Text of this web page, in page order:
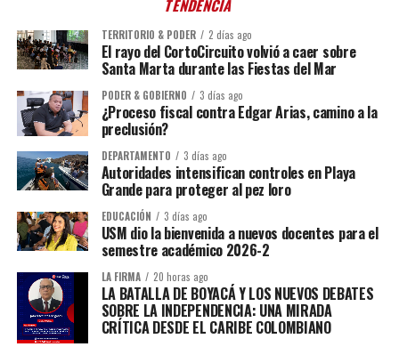
TENDENCIA
TERRITORIO & PODER 2 días ago
El rayo del CortoCircuito volvió a caer sobre
Santa Marta durante las Fiestas del Mar
PODER & GOBIERNO 3 días ago
¿Proceso fiscal contra Edgar Arias, camino a la
preclusión?
DEPARTAMENTO 3 días ago
Autoridades intensifican controles en Playa
Grande para proteger al pez loro
EDUCACIÓN 3 días ago
USM dio la bienvenida a nuevos docentes para el
semestre académico 2026-2
LA FIRMA 20 horas ago
LA BATALLA DE BOYACÁ Y LOS NUEVOS DEBATES
SOBRE LA INDEPENDENCIA: UNA MIRADA
CRÍTICA DESDE EL CARIBE COLOMBIANO